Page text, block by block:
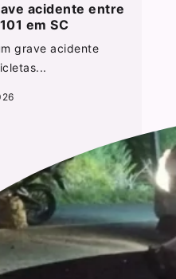
acidente entre
em SC
grave acidente